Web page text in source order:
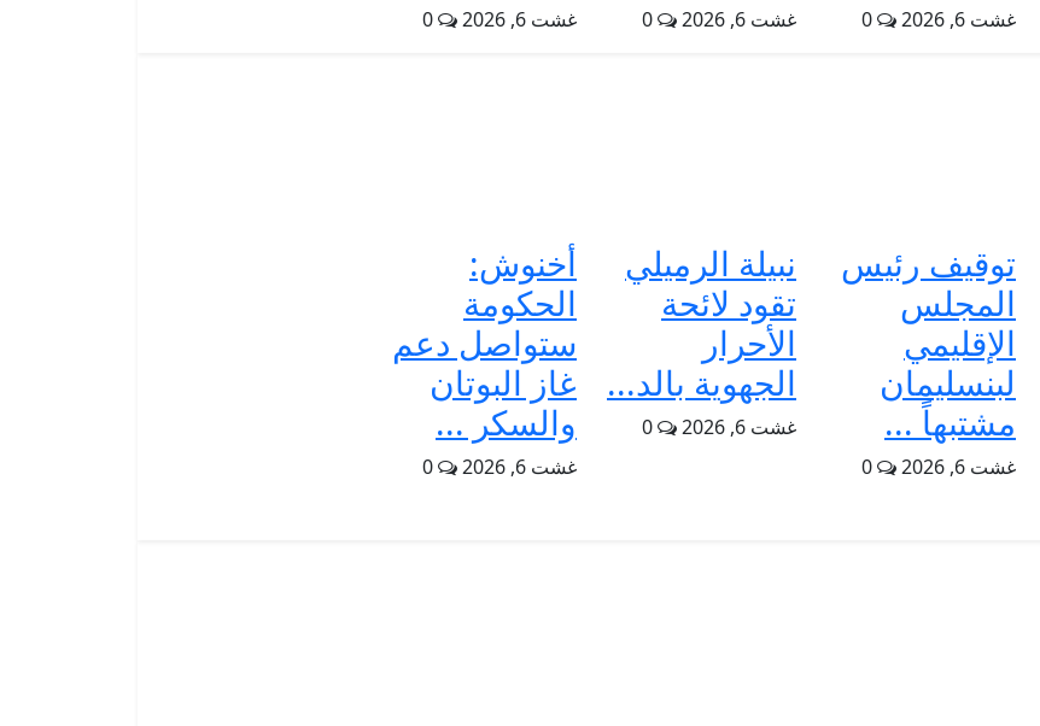
غشت 6, 2026 غشت 6, 2026 غشت 6, 2026
توقيف رئيس
المجلس
الإقليمي
لبنسليمان
مشتبهاً ...
غشت 6, 2026
نبيلة الرميلي
تقود لائحة
الأحرار
الجهوية بالد...
غشت 6, 2026
أخنوش:
الحكومة
ستواصل دعم
غاز البوتان
والسكر ...
غشت 6, 2026